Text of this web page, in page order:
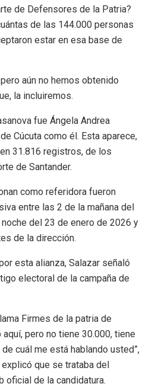
de Defensores de la Patria?
de las 144.000 personas
estar en esa base de
aún no hemos obtenido
la incluiremos.
fue Ángela Andrea
Cúcuta como él. Esta aparece,
31.816 registros, de los
de Santander.
como referidora fueron
entre las 2 de la mañana del
del 23 de enero de 2026 y
de la dirección.
esta alianza, Salazar señaló
electoral de la campaña de
Firmes de la patria de
pero no tiene 30.000, tiene
cuál me está hablando usted”,
que se trataba del
oficial de la candidatura.